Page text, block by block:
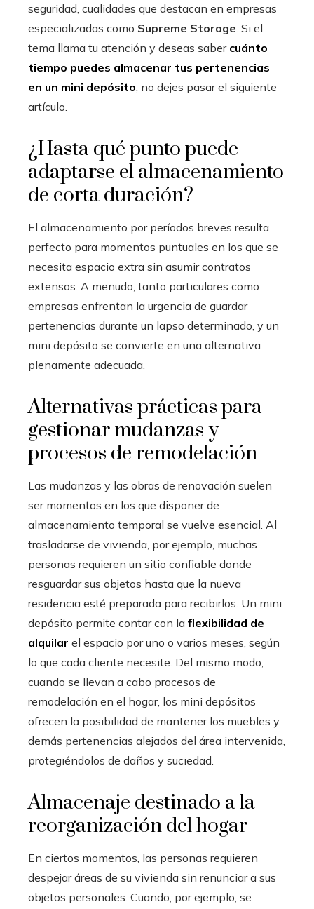
seguridad, cualidades que destacan en empresas
especializadas como Supreme Storage . Si el
tema llama tu atención y deseas saber cuánto
tiempo puedes almacenar tus pertenencias
en un mini depósito , no dejes pasar el siguiente
artículo.
¿Hasta qué punto puede
adaptarse el almacenamiento
de corta duración?
El almacenamiento por períodos breves resulta
perfecto para momentos puntuales en los que se
necesita espacio extra sin asumir contratos
extensos. A menudo, tanto particulares como
empresas enfrentan la urgencia de guardar
pertenencias durante un lapso determinado, y un
mini depósito se convierte en una alternativa
plenamente adecuada.
Alternativas prácticas para
gestionar mudanzas y
procesos de remodelación
Las mudanzas y las obras de renovación suelen
ser momentos en los que disponer de
almacenamiento temporal se vuelve esencial. Al
trasladarse de vivienda, por ejemplo, muchas
personas requieren un sitio confiable donde
resguardar sus objetos hasta que la nueva
residencia esté preparada para recibirlos. Un mini
depósito permite contar con la flexibilidad de
alquilar el espacio por uno o varios meses, según
lo que cada cliente necesite. Del mismo modo,
cuando se llevan a cabo procesos de
remodelación en el hogar, los mini depósitos
ofrecen la posibilidad de mantener los muebles y
demás pertenencias alejados del área intervenida,
protegiéndolos de daños y suciedad.
Almacenaje destinado a la
reorganización del hogar
En ciertos momentos, las personas requieren
despejar áreas de su vivienda sin renunciar a sus
objetos personales. Cuando, por ejemplo, se